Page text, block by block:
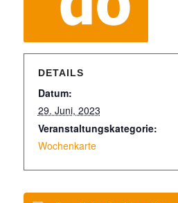
DETAILS
Datum:
29. Juni, 2023
Veranstaltungskategorie:
Wochenkarte